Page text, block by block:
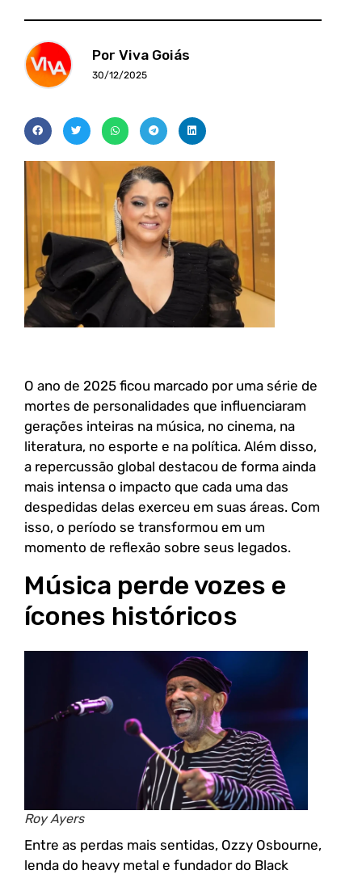
Por Viva Goiás
30/12/2025
O ano de 2025 ficou marcado por uma série de
mortes de personalidades que influenciaram
gerações inteiras na música, no cinema, na
literatura, no esporte e na política. Além disso,
a repercussão global destacou de forma ainda
mais intensa o impacto que cada uma das
despedidas delas exerceu em suas áreas. Com
isso, o período se transformou em um
momento de reflexão sobre seus legados.
Música perde vozes e
ícones históricos
Roy Ayers
Entre as perdas mais sentidas, Ozzy Osbourne,
lenda do heavy metal e fundador do Black